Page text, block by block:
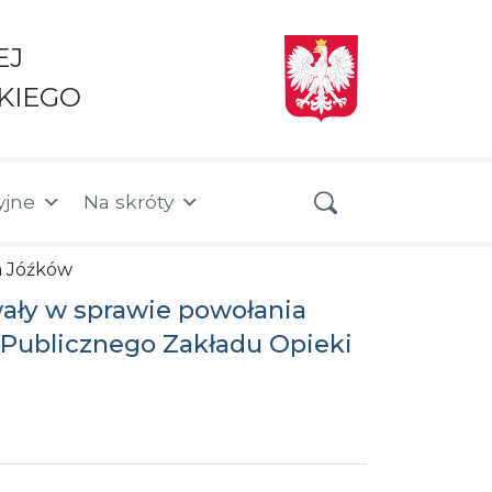
Na skróty
Jóźków
w sprawie powołania
Zakładu Opieki